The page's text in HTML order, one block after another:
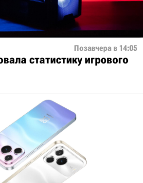
Позавчера в 14:05
статистику игрового